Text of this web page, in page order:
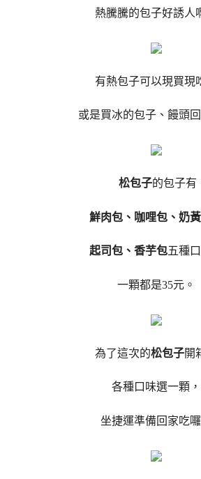
熱騰騰的包子好誘人
有熱包子可以現買現
或是買冰的包子、饅頭回
松包子的包子有
鮮肉包、咖哩包、奶黃
起司包、香芋包五種
一顆都是35元。
為了這次的松包子開
各種口味選一顆，
坐捷運準備回家吃囉